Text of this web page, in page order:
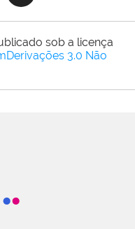
sob a licença
3.0 Não